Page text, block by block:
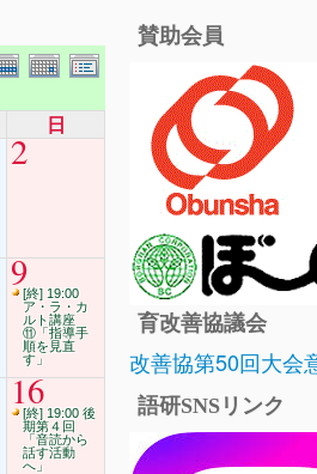
日
2
9[終] 19:00
ア・ラ・カ
ルト講座
⑪「指導手
順を見直
す」
16
[終] 19:00 後
期第４回
「音読から
話す活動
へ」
賛助会員
育改善協議会
改善協第50回大会
語研SNSリンク